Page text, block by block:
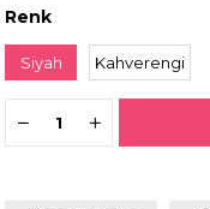
Renk
Siyah Kahverengi